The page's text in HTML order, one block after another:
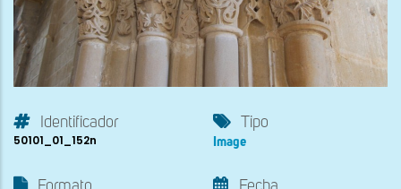
Identificador
50101_01_152n
Tipo
Image